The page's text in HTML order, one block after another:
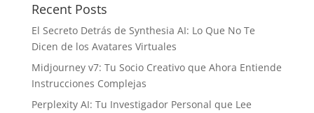
Recent Posts
El Secreto Detrás de Synthesia AI: Lo Que No Te
Dicen de los Avatares Virtuales
Midjourney v7: Tu Socio Creativo que Ahora Entiende
Instrucciones Complejas
Perplexity AI: Tu Investigador Personal que Lee